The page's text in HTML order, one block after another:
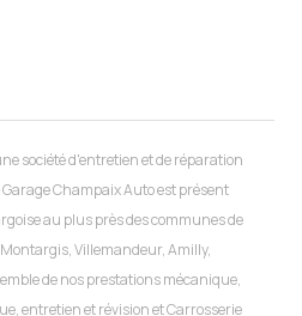
société d'entretien et de réparation
Champaix Auto est présent
au plus près des communes de
Villemandeur, Amilly,
de nos prestations mécanique,
entretien et révision et Carrosserie